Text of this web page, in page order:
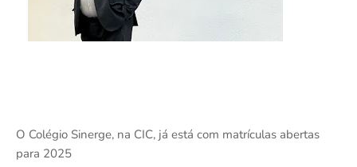
O Colégio Sinerge, na CIC, já está com matrículas abertas
para 2025